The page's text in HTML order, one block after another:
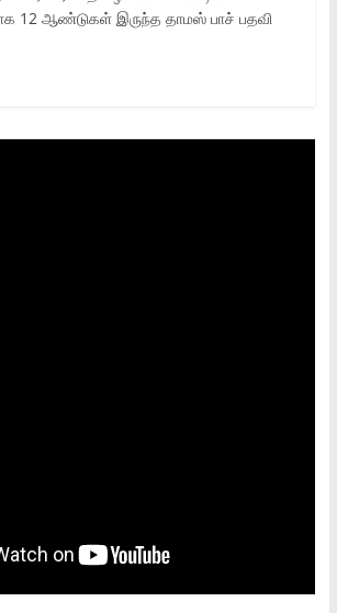
12 ஆண்டுகள் இருந்த தாமஸ் பாச் பதவி